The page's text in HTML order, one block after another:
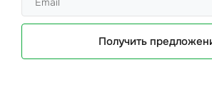
Получить